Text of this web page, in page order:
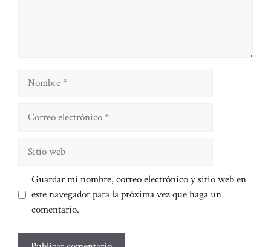
Nombre
electrónico
web
Guardar mi nombre, correo electrónico y sitio web en
este navegador para la próxima vez que haga un
comentario.